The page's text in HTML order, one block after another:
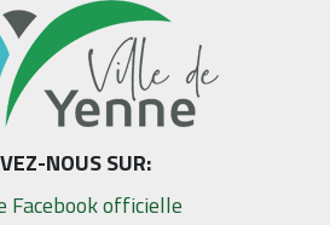
NOUS SUR:
Facebook officielle